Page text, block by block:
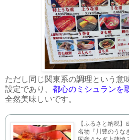
ただし同じ関東系の調理という意
設定であり、 都心のミシュランを
全然美味しいです。
【ふるさと納税】
名物『川豊のうな